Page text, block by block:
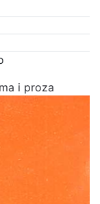
i proza